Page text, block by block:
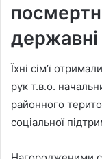
Їхні сім’ї
рук т.в.о.
районного
соціальної